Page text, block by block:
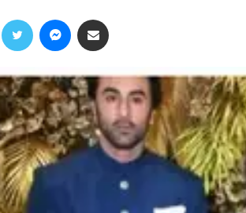
FacebookTwitter Messenger